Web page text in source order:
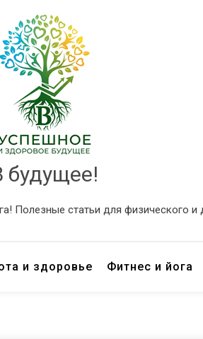
будущее!
Полезные статьи для физического
и здоровье Фитнес и йога